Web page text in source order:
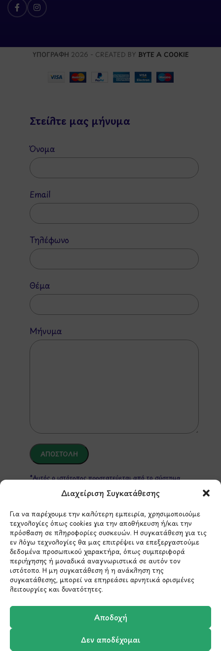
Διαχείριση Συγκατάθεσης
Για να παρέχουμε την καλύτερη εμπειρία, χρησιμοποιούμε
τεχνολογίες όπως cookies για την αποθήκευση ή/και την
πρόσβαση σε πληροφορίες συσκευών. Η συγκατάθεση για τις
εν λόγω τεχνολογίες θα μας επιτρέψει να επεξεργαστούμε
δεδομένα προσωπικού χαρακτήρα, όπως συμπεριφορά
περιήγησης ή μοναδικά αναγνωριστικά σε αυτόν τον
ιστότοπο. Η μη συγκατάθεση ή η ανάκληση της
συγκατάθεσης, μπορεί να επηρεάσει αρνητικά ορισμένες
λειτουργίες και δυνατότητες.
Αποδοχή
Δεν αποδέχομαι
ΥΠΟΓΡΑΦΗ 2026 - CREATED BY BYTE A COOKIE
Στείλτε μας μήνυμα
Όνομα
Email
Τηλέφωνο
Θέμα
Μήνυμα
*Αυτός ο ιστότοπος προστατεύεται από το σύστημα
Όροι Παροχής Υπηρεσιών της Google.
ΣΤΟΙΧΕΙΑ ΕΠΙΚΟΙΝΩΝΙΑΣ
Holargos Center (Ισόγειο)
Λ.Περικλέους 56,
Χολαργός 15561
info@ypografi.com